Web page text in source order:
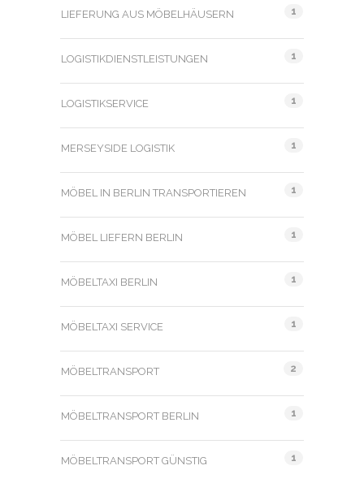
LIEFERUNG AUS MÖBELHÄUSERN 1
LOGISTIKDIENSTLEISTUNGEN 1
LOGISTIKSERVICE 1
MERSEYSIDE LOGISTIK 1
MÖBEL IN BERLIN TRANSPORTIEREN 1
MÖBEL LIEFERN BERLIN 1
MÖBELTAXI BERLIN 1
MÖBELTAXI SERVICE 1
MÖBELTRANSPORT 2
MÖBELTRANSPORT BERLIN 1
MÖBELTRANSPORT GÜNSTIG 1